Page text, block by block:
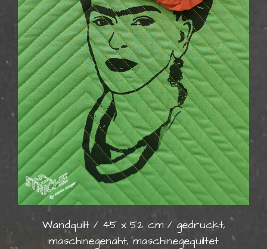
Wandquilt / 45 x 52 cm / gedruckt,
maschinegenäht, maschinegequiltet